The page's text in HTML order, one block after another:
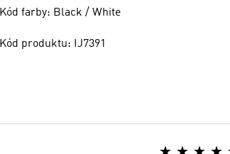
Kód farby: Black / White
Kód produktu: IJ7391